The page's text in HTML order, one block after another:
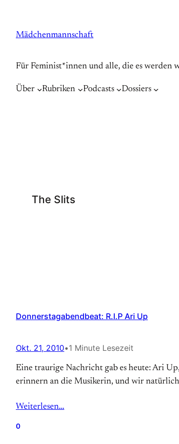
springen
Mädchenmannschaft
Für Feminist*innen und alle, die es werden
Über Rubriken Podcasts Dossiers
The Slits
Donnerstagabendbeat: R.I.P Ari Up
Okt. 21, 2010•1 Minute Lesezeit
Eine traurige Nachricht gab es heute: Ari
erinnern an die Musikerin, und wir
Weiterlesen…
0